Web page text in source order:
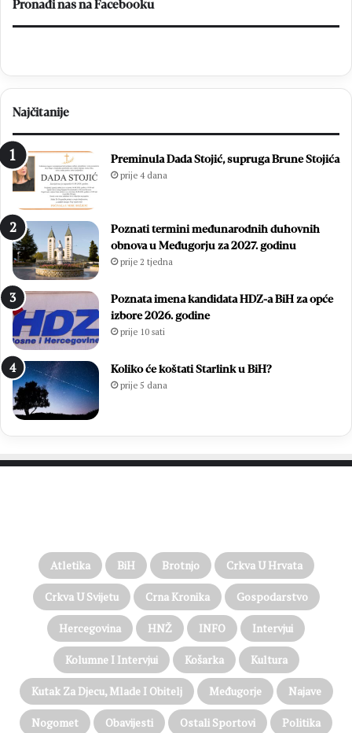
Pronađi nas na Facebooku
Najčitanije
Preminula Dada Stojić, supruga Brune Stojića
prije 4 dana
Poznati termini međunarodnih duhovnih
obnova u Međugorju za 2027. godinu
prije 2 tjedna
Poznata imena kandidata HDZ-a BiH za opće
izbore 2026. godine
prije 10 sati
Koliko će koštati Starlink u BiH?
prije 5 dana
Atletika BiH Brotnjo Crkva U Hrvata
Crkva U Svijetu Crna Kronika Gospodarstvo
Hercegovina HNŽ INFO Intervjui
Kolumne I Intervjui Košarka Kultura
Kutak Za Djecu, Mlade I Obitelj Međugorje Najave
Nogomet Obavijesti Ostali Sportovi Politika